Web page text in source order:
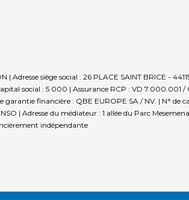
siège social : 26 PLACE SAINT BRICE -
social : 5 000 | Assurance RCP : VD 7.000.001
financière : QBE EUROPE SA / NV. | N° de
| Adresse du médiateur : 1 allée du Parc
indépendante